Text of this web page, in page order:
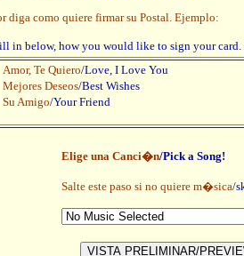
diga como quiere firmar su Postal. Ejemplo:
in below, how you would like to sign your card.
Amor, Te Quiero/Love, I Love You
Mejores Deseos/Best Wishes
Su Amigo/Your Friend
Elige una Canci�n/Pick a Song!
Salte este paso si no quiere m�sica/